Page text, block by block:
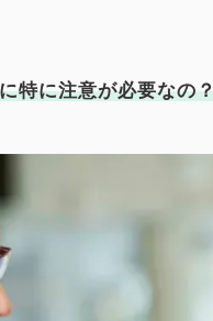
特に注意が必要なの